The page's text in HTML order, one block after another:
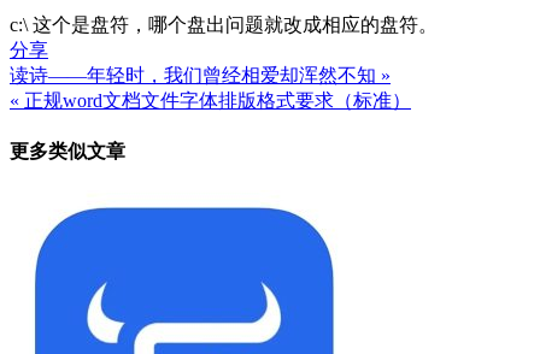
c:\ 这个是盘符，哪个盘出问题就改成相应的盘符。
分享
文
章
导
读诗——年轻时，我们曾经相爱却浑然不知 »
« 正规word文档文件字体排版格式要求（标准）
更多类似文章